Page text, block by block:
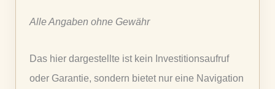
n
a
c
Alle Angaben ohne Gewähr
Das hier dargestellte ist kein Investitionsaufruf
oder Garantie, sondern bietet nur eine Navigation